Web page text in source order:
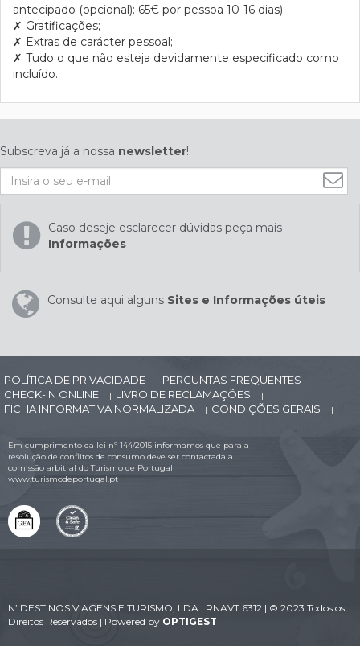
antecipado (opcional): 65€ por pessoa 10-16 dias);
✗ Gratificações;
✗ Extras de carácter pessoal;
✗ Tudo o que não esteja devidamente especificado como
incluído.
Subscreva já a nossa newsletter!
Caso deseje esclarecer dúvidas peça mais
Informações
Consulte aqui alguns Sites e Informações úteis
POLÍTICA DE PRIVACIDADE | PERGUNTAS FREQUENTES |
CHECK-IN ONLINE | LIVRO DE RECLAMAÇÕES |
FICHA INFORMATIVA NORMALIZADA | CONDIÇÕES GERAIS |
Em cumprimento da lei nº 144/2015 informamos que para a
resolução de conflitos de consumo deve ser contactada a
comissão arbitral do Turismo de Portugal
www.turismodeportugal.pt
N’ DESTINOS VIAGENS E TURISMO, LDA | RNAVT 6312 | © 2023 Todos os
Direitos Reservados | Powered by OPTIGEST